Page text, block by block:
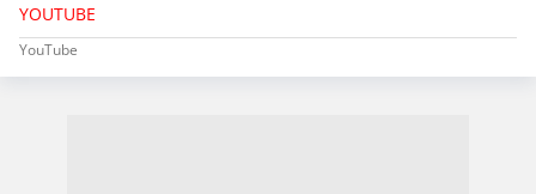
YOUTUBE
YouTube